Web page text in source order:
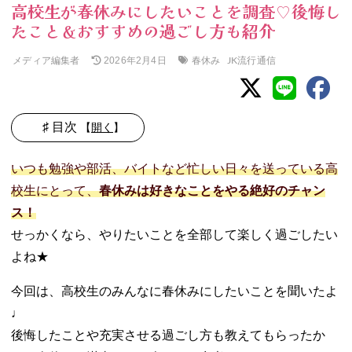
高校生が春休みにしたいことを調査♡後悔し
たこと＆おすすめの過ごし方も紹介
メディア編集者 2026年2月4日 春休み JK流行通信
♯ 目次 【開く 】
みにしたいこと
16選！
− 旅行
− 映画やド
− 勉強
いつも勉強や部活、バイトなど忙しい日々を送っている高
校生にとって、春休みは好きなことをやる絶好のチャン
ス！
せっかくなら、やりたいことを全部して楽しく過ごしたい
よね★
今回は、高校生のみんなに春休みにしたいことを聞いたよ
♩
後悔したことや充実させる過ごし方も教えてもらったか